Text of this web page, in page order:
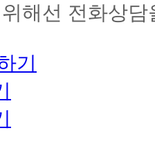
해선 전화상
기